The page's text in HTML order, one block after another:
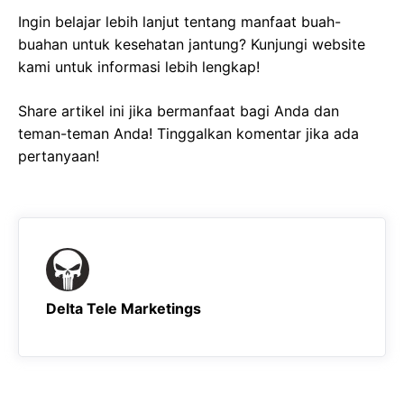
Ingin belajar lebih lanjut tentang manfaat buah-
buahan untuk kesehatan jantung? Kunjungi website
kami untuk informasi lebih lengkap!
Share artikel ini jika bermanfaat bagi Anda dan
teman-teman Anda! Tinggalkan komentar jika ada
pertanyaan!
Delta Tele Marketings